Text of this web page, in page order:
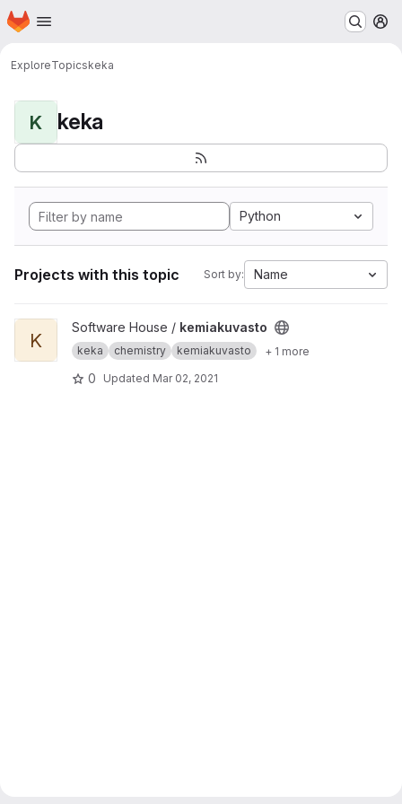
Skip to main content
Homepage
ExploreTopicskeka
K keka
Python
Projects with this topic Sort by: Name
View kemiakuvasto project
K
Software House / kemiakuvasto
keka chemistry kemiakuvasto + 1 more
0 Updated Mar 02, 2021